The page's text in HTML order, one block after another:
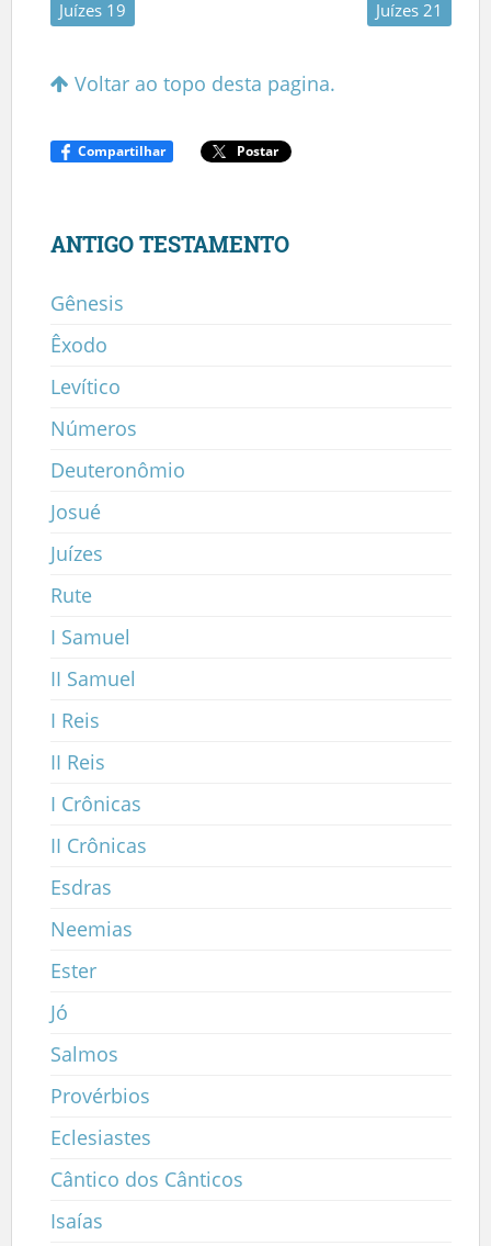
Juízes 19 Juízes 21
Voltar ao topo desta pagina.
Compartilhar Postar
ANTIGO TESTAMENTO
Gênesis
Êxodo
Levítico
Números
Deuteronômio
Josué
Juízes
Rute
I Samuel
II Samuel
I Reis
II Reis
I Crônicas
II Crônicas
Esdras
Neemias
Ester
Jó
Salmos
Provérbios
Eclesiastes
Cântico dos Cânticos
Isaías